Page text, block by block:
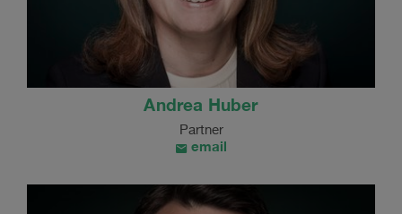
Andrea Huber
Partner
email